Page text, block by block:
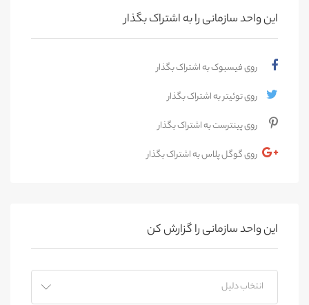
این واحد سازمانی را به اشتراک بگذار
روی فیسبوک به اشتراک بگذار
روی توئیتر به اشتراک بگذار
روی پینترست به اشتراک بگذار
روی گوگل پلاس به اشتراک بگذار
این واحد سازمانی را گزارش کن